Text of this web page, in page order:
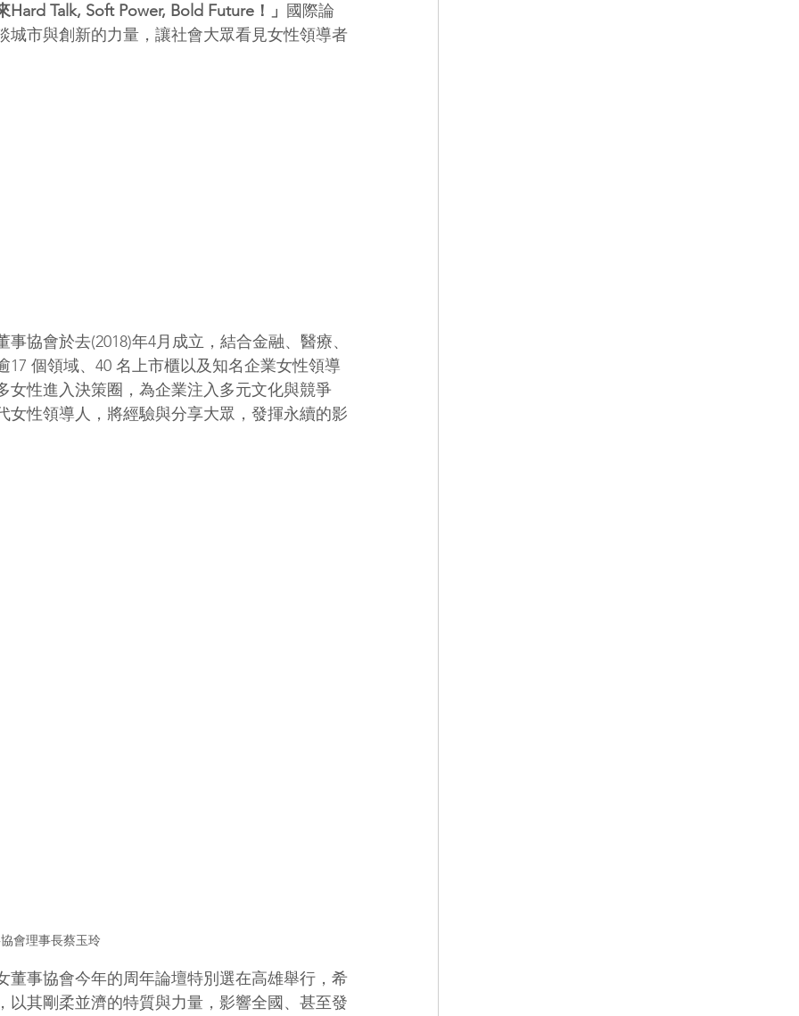
Hard Talk, Soft Power, Bold Future！」 國際論
市與創新的力量，讓社會大眾看見女性領導者
協會於去(2018)年4月成立，結合金融、醫療、
個領域、40 名上市櫃以及知名企業女性領導
女性進入決策圈，為企業注入多元文化與競爭
性領導人，將經驗與分享大眾，發揮永續的影
會理事長蔡玉玲
事協會今年的周年論壇特別選在高雄舉行，希
其剛柔並濟的特質與力量，影響全國、甚至發